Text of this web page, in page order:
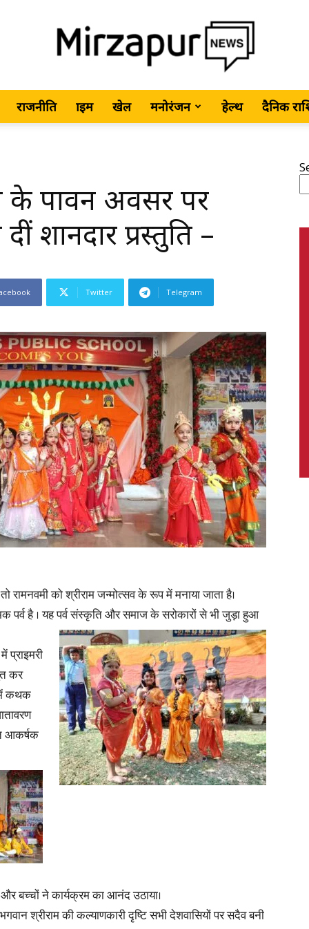
MirzapurNews.com
•
Hindi
News,
Latest
in
Hindi,
राजनीति क्राइम खेल मनोरंजन हेल्थ दैनिक
के पावन अवसर पर
शानदार प्रस्तुति –
Twitter Telegram
रामनवमी को श्रीराम जन्मोत्सव के रूप में मनाया जाता है।
पर्व है । यह पर्व संस्कृति और समाज के सरोकारों से भी जुड़ा हुआ
कर
में कथक
आकर्षक
बच्चों ने कार्यक्रम का आनंद उठाया।
भगवान श्रीराम की कल्याणकारी दृष्टि सभी देशवासियों पर सदैव बनी